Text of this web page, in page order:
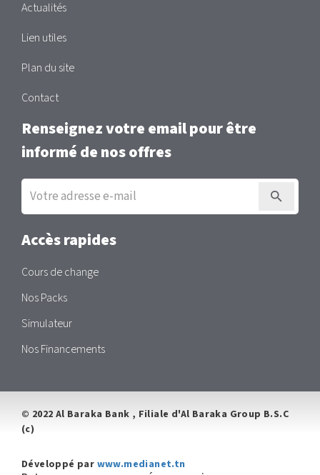
Actualités
Lien utiles
Plan du site
Contact
Renseignez votre email pour être
informé de nos offres
Inscription
la
newsletter
Accès rapides
Cours de change
Nos Packs
Simulateur
Nos Financements
© 2022 Al Baraka Bank , Filiale d'Al Baraka Group B.S.C
(c)
Développé par www.medianet.tn